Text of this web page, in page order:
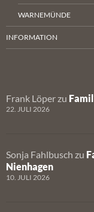
WARNEMÜNDE
INFORMATION
Frank Löper zu
22. JULI 2026
Sonja Fahlbusch zu
Nienhagen
10. JULI 2026